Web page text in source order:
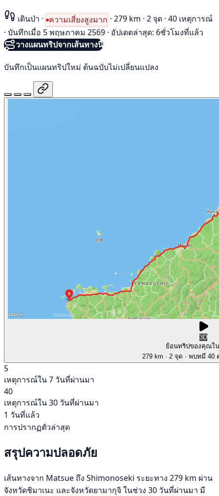
เดินป่า · ความเสี่ยงสูงมาก · 279 km · 2 จุด · 40 เหตุการณ์
· บันทึกเมื่อ 5 พฤษภาคม 2569 · อัปเดตล่าสุด: 6ชั่วโมงที่แล้ว
วางแผนทริปจากเส้นทางนี้
บันทึกเป็นแผนทริปใหม่ ต้นฉบับไม่เปลี่ยนแปลง
3D
ย้อนทริปของคุณใ
279 km · 2 จุด · พบหมี 40
5
เหตุการณ์ใน 7 วันที่ผ่านมา
40
เหตุการณ์ใน 30 วันที่ผ่านมา
1 วันที่แล้ว
การปรากฏตัวล่าสุด
สรุปความปลอดภัย
เส้นทางจาก Matsue ถึง Shimonoseki ระยะทาง 279 km ผ่าน
จังหวัดชิมาเนะ และจังหวัดยามากุจิ ในช่วง 30 วันที่ผ่านมา มี